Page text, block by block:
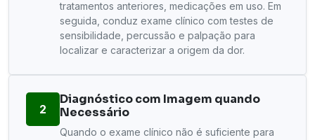
tratamentos anteriores, medicações em uso. Em
seguida, conduz exame clínico com testes de
sensibilidade, percussão e palpação para
localizar e caracterizar a origem da dor.
2
Diagnóstico com Imagem quando
Necessário
Quando o exame clínico não é suficiente para